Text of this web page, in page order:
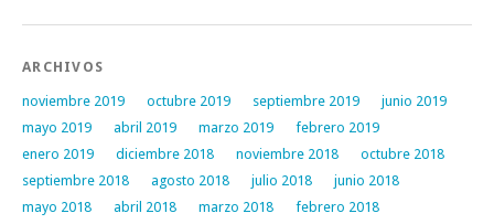
ARCHIVOS
noviembre 2019 octubre 2019 septiembre 2019
junio 2019
mayo 2019
abril 2019 marzo 2019
febrero 2019
enero 2019
diciembre 2018 noviembre 2018
octubre 2018
septiembre 2018
agosto 2018 julio 2018
junio 2018
mayo 2018
abril 2018 marzo 2018
febrero 2018